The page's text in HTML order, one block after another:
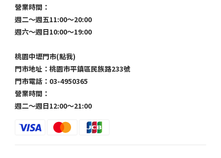
營業時間：
週二～週五11:00～20:00
週六～週日10:00～19:00
桃園中壢門市(點我)
門市地址：桃園市平鎮區民族路233號
門市電話：03-4950365
營業時間：
週二～週日12:00～21:00